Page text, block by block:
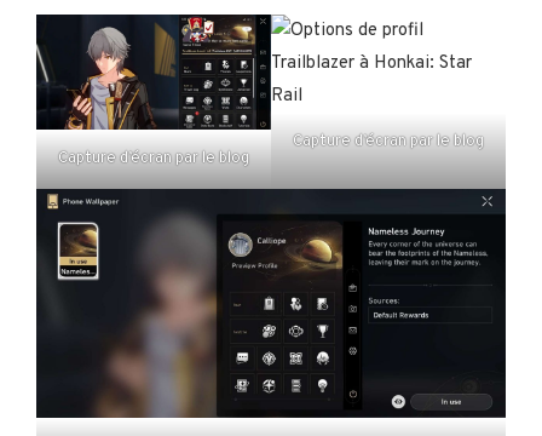
Capture d’écran par le blog
Capture d’écran par le blog